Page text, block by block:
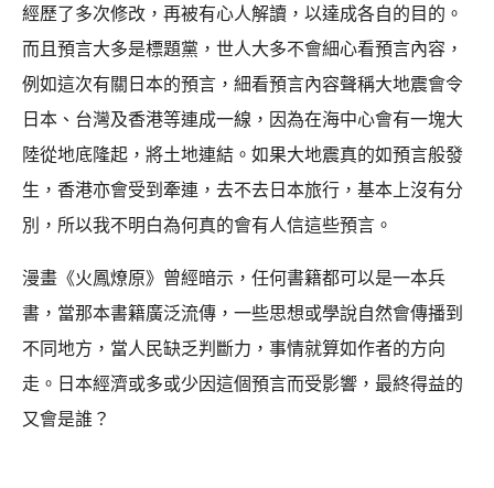
經歷了多次修改，再被有心人解讀，以達成各自的目的。
而且預言大多是標題黨，世人大多不會細心看預言內容，
例如這次有關日本的預言，細看預言內容聲稱大地震會令
日本、台灣及香港等連成一線，因為在海中心會有一塊大
陸從地底隆起，將土地連結。如果大地震真的如預言般發
生，香港亦會受到牽連，去不去日本旅行，基本上沒有分
別，所以我不明白為何真的會有人信這些預言。
漫畫《火鳳燎原》曾經暗示，任何書籍都可以是一本兵
書，當那本書籍廣泛流傳，一些思想或學說自然會傳播到
不同地方，當人民缺乏判斷力，事情就算如作者的方向
走。日本經濟或多或少因這個預言而受影響，最終得益的
又會是誰？